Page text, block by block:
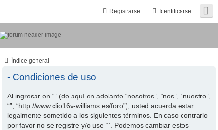
Identificarse
Registrarse
Índice general
- Condiciones de uso
Al ingresar en “” (de aquí en adelante “nosotros”, “nos”, “nuestro”,
“”, “http://www.clio16v-williams.es/foro”), usted acuerda estar
legalmente sometido a los siguientes términos. En caso contrario
por favor no se registre y/o use “”. Podemos cambiar estos